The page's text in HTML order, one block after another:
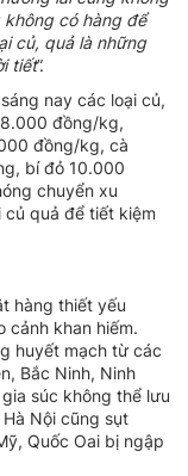
có hàng để
củ, quả là những
tiết”.
nay các loại củ,
đồng/kg,
đồng/kg, cà
bí đỏ 10.000
chuyển xu
củ quả để tiết kiệm
hàng thiết yếu
cảnh khan hiếm.
huyết mạch từ các
Bắc Ninh, Ninh
súc không thể lưu
Nội cũng sụt
Quốc Oai bị ngập